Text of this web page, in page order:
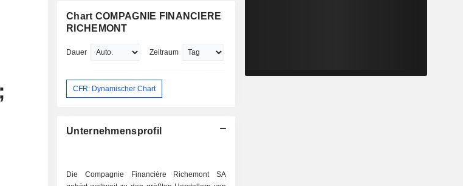
Chart COMPAGNIE FINANCIERE
RICHEMONT
Dauer Zeitraum
CFR: Dynamischer Chart
Unternehmensprofil
Die Compagnie Financière Richemont SA